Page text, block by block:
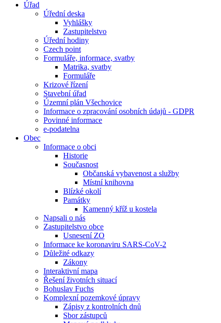
Úřad
Úřední deska
Vyhlášky
Zastupitelstvo
Úřední hodiny
Czech point
Formuláře, informace, svatby
Matrika, svatby
Formuláře
Krizové řízení
Stavební úřad
Územní plán Všechovice
Informace o zpracování osobních údajů - GDPR
Povinné informace
e-podatelna
Obec
Informace o obci
Historie
Současnost
Občanská vybavenost a služby
Místní knihovna
Blízké okolí
Památky
Kamenný kříž u kostela
Napsali o nás
Zastupitelstvo obce
Usnesení ZO
Informace ke koronaviru SARS-CoV-2
Důležité odkazy
Zákony
Interaktivní mapa
Řešení životních situací
Bohuslav Fuchs
Komplexní pozemkové úpravy
Zápisy z kontrolních dnů
Sbor zástupců